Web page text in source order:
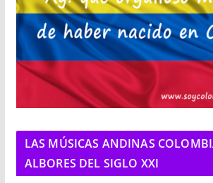
LAS MÚSICAS ANDINAS
ALBORES DEL SIGLO XXI